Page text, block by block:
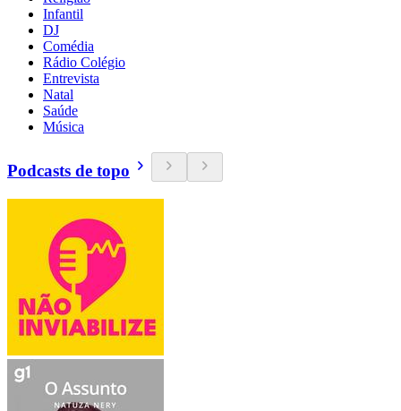
Infantil
DJ
Comédia
Rádio Colégio
Entrevista
Natal
Saúde
Música
Podcasts de topo